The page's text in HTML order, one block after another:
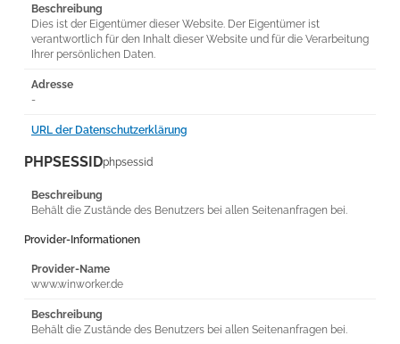
Beschreibung
Dies ist der Eigentümer dieser Website. Der Eigentümer ist
verantwortlich für den Inhalt dieser Website und für die Verarbeitung
Ihrer persönlichen Daten.
Adresse
-
URL der Datenschutzerklärung
PHPSESSIDphpsessid
Beschreibung
Behält die Zustände des Benutzers bei allen Seitenanfragen bei.
Provider-Informationen
Provider-Name
www.winworker.de
Beschreibung
Behält die Zustände des Benutzers bei allen Seitenanfragen bei.